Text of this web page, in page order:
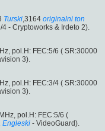
Turski,3164 originalni ton
- Cryptoworks & Irdeto 2).
pol.H: FEC:5/6 ( SR:30000
3).
pol.H: FEC:3/4 ( SR:30000
3).
pol.H: FEC:5/6 (
Engleski - VideoGuard).